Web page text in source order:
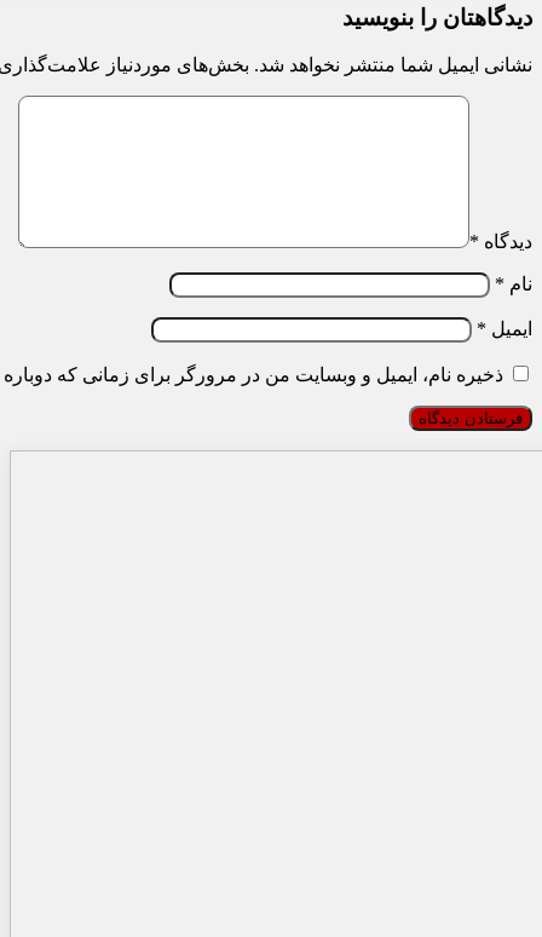
دیدگاهتان را بنویسید
نشانی ایمیل شما منتشر نخواهد شد. بخش‌های موردنیاز
دیدگاه *
نام *
ایمیل *
ذخیره نام، ایمیل و وبسایت من در مرورگر برای زمانی که